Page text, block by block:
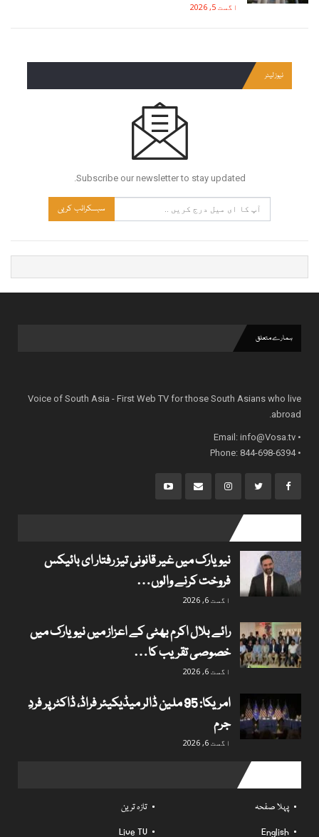
اگست 5, 2026
نیوز لیٹر
Subscribe our newsletter to stay updated.
سبسکرائب کریں
ہمارے متعلق
Voice of South Asia - First Web TV for those South Asians who live
abroad.
• Email:
info@Vosa.tv
• Phone: 844-698-6394
نیویارک میں غیر قانونی تیز رفتار ای بائیکس
فروخت کرنے والوں…
اگست 6, 2026
رائے بلال اکرم بھٹی کے اعزاز میں نیویارک میں
خصوصی تقریب کا…
اگست 6, 2026
امریکا: 95 ملین ڈالر میڈیکیئر فراڈ، ڈاکٹر پر فردِ
جرم
اگست 6, 2026
پہلا صفحہ
تازہ ترین
English
Live TV